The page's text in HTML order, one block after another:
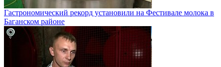
Гастрономический рекорд установили на Фестивале молока в
Баганском районе